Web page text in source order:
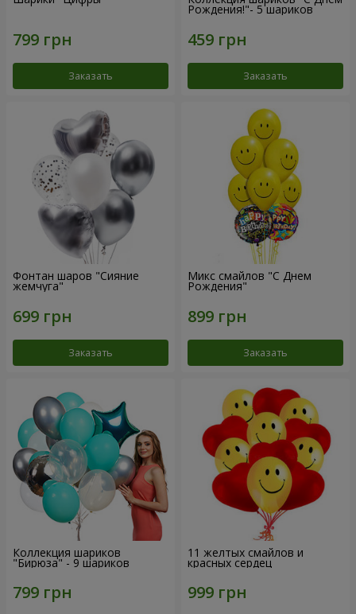
Заказать
Рождения!"- 5 шариков
Заказать
Фонтан шаров "Сияние
жемчуга"
Заказать
Микс смайлов "C Днем
Рождения"
Заказать
Коллекция шариков
"Бирюза" - 9 шариков
11 желтых смайлов и
красных сердец